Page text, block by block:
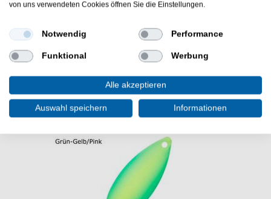
WEITERE INTERESSANTE ARTIKEL
von uns verwendeten Cookies öffnen Sie die Einstellungen.
Notwendig Performance
Funktional Werbung
Alle akzeptieren
Auswahl speichern Informationen